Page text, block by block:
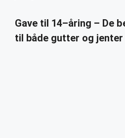
Gave til 14–åring – De
til både gutter og jenter